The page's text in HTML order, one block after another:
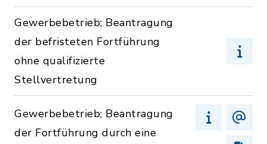
Gewerbebetrieb; Beantragung
der befristeten Fortführung
ohne qualifizierte
Stellvertretung
Gewerbebetrieb; Beantragung
der Fortführung durch eine